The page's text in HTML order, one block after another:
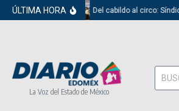
Saltar al contenido
ÚLTIMA HORA Del cabildo al circo:
La Voz del Estado de México
Buscar: